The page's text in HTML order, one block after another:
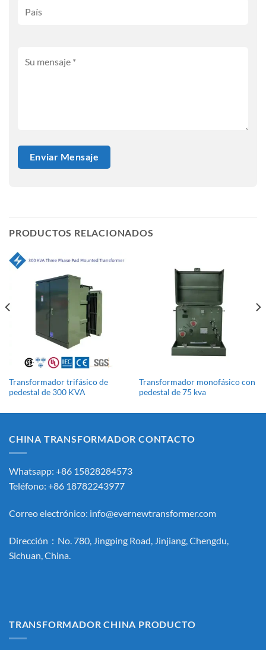
PRODUCTOS RELACIONADOS
Transformador trifásico de
pedestal de 300 KVA
Transformador monofásico con
pedestal de 75 kva
CHINA TRANSFORMADOR CONTACTO
Whatsapp: +86 15828284573
Teléfono: +86 18782243977
Correo electrónico: info@evernewtransformer.com
Dirección：No. 780, Jingping Road, Jinjiang, Chengdu,
Sichuan, China.
TRANSFORMADOR CHINA PRODUCTO